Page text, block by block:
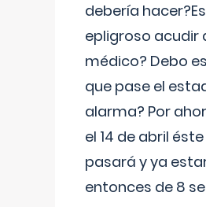
debería hacer?Es
epligroso acudir
médico? Debo
que pase el
alarma? Por
el 14 de abril
pasará y ya
entonces de 8